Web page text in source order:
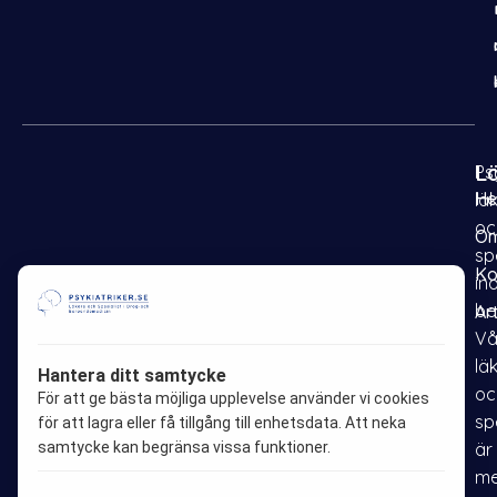
är
a
c
e
b
n
s
t
a
i
n
t
e
i
n
k
e
Hantera ditt samtycke
För att ge bästa möjliga upplevelse använder vi cookies
för att lagra eller få tillgång till enhetsdata. Att neka
samtycke kan begränsa vissa funktioner.